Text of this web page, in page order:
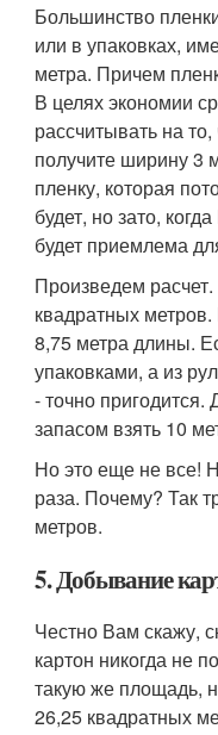
Большинство
или в упаковках,
метра. Причем
В целях экономии
рассчитывать на
получите ширину 3
пленку, которая
будет, но зато,
будет приемлема
Произведем
квадратных
8,75 метра длины.
упаковками, а из
- точно
запасом взять 10
Но это еще не все!
раза. Почему? Так
метров.
5. Добывание
Честно Вам скажу,
картон никогда не
такую же площадь,
26,25 квадратных